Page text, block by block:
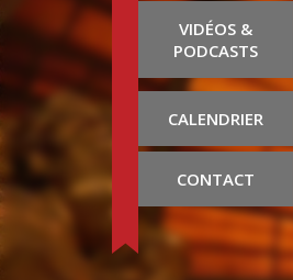
VIDÉOS &
PODCASTS
CALENDRIER
CONTACT